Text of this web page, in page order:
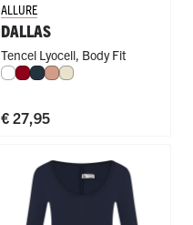
ALLURE
DALLAS
Tencel Lyocell, Body Fit
WitDonkerrood
NavyMisty Rose
Ivoor
€ 27,95